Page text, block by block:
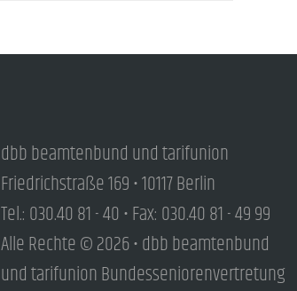
dbb beamtenbund und tarifunion
Friedrichstraße 169 • 10117 Berlin
Tel.: 030.40 81 - 40 • Fax: 030.40 81 - 49 99
Alle Rechte © 2026 • dbb beamtenbund
und tarifunion Bundesseniorenvertretung